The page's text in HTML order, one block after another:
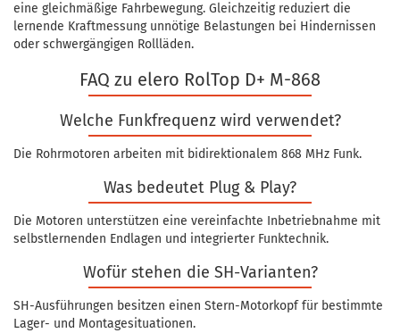
eine gleichmäßige Fahrbewegung. Gleichzeitig reduziert die
lernende Kraftmessung unnötige Belastungen bei Hindernissen
oder schwergängigen Rollläden.
FAQ zu elero RolTop D+ M-868
Welche Funkfrequenz wird verwendet?
Die Rohrmotoren arbeiten mit bidirektionalem 868 MHz Funk.
Was bedeutet Plug & Play?
Die Motoren unterstützen eine vereinfachte Inbetriebnahme mit
selbstlernenden Endlagen und integrierter Funktechnik.
Wofür stehen die SH-Varianten?
SH-Ausführungen besitzen einen Stern-Motorkopf für bestimmte
Lager- und Montagesituationen.